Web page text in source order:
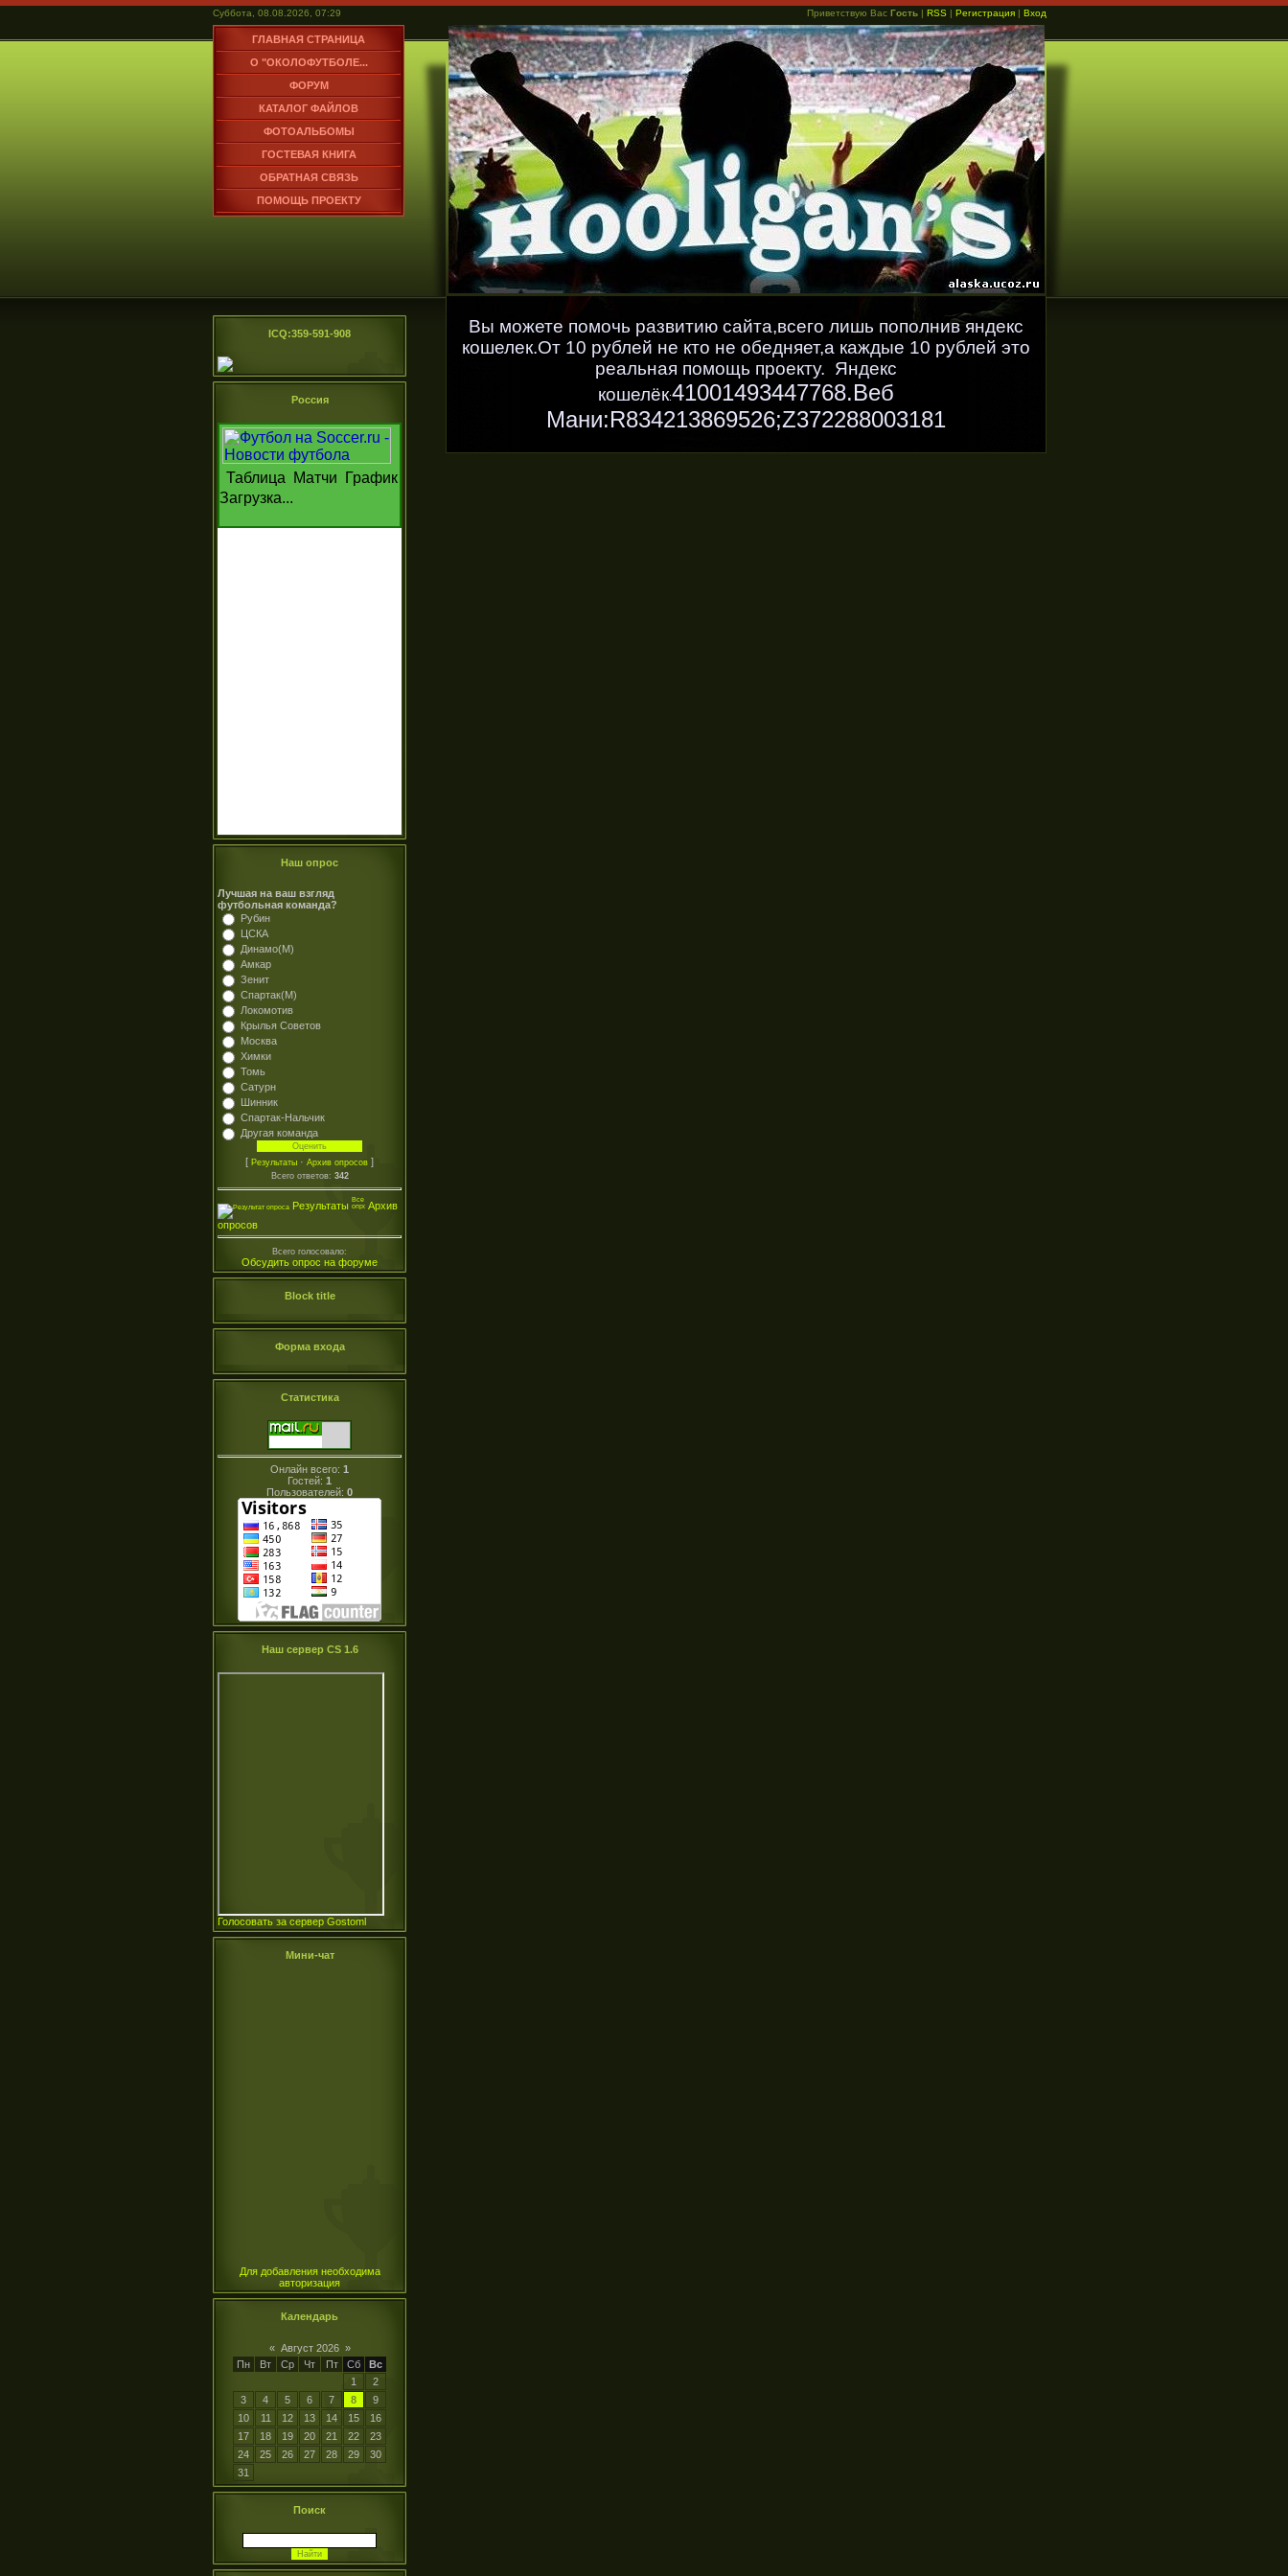
Суббота, 08.08.2026, 07:29 Приветствую Вас Гость | RSS | Регистрация | Вход
ГЛАВНАЯ СТРАНИЦА
О "ОКОЛОФУТБОЛЕ...
ФОРУМ
КАТАЛОГ ФАЙЛОВ
ФОТОАЛЬБОМЫ
ГОСТЕВАЯ КНИГА
ОБРАТНАЯ СВЯЗЬ
ПОМОЩЬ ПРОЕКТУ
...
ICQ:359-591-908
Россия
Наш опрос
Лучшая на ваш взгляд
футбольная команда?
Рубин
ЦСКА
Динамо(М)
Амкар
Зенит
Спартак(М)
Локомотив
Крылья Советов
Москва
Химки
Томь
Сатурн
Шинник
Спартак-Нальчик
Другая команда
[ Результаты · Архив опросов ]
Всего ответов: 342
Результаты
Архив
опросов
Всего голосовало:
Обсудить опрос на форуме
Block title
Форма входа
Статистика
Онлайн всего: 1
Гостей: 1
Пользователей: 0
Наш сервер CS 1.6
Голосовать за сервер Gostoml
Мини-чат
Для добавления необходима
авторизация
Календарь
« Август 2026 »
Пн
Вт Ср Чт Пт Сб
Вс
1
2
3
4 5 6 7 8
9
10
11 12 13 14 15
16
17
18 19 20 21 22
23
24
25 26 27 28 29
30
31
Поиск
Вы можете помочь развитию сайта,всего лишь пополнив яндекс
кошелек.От 10 рублей не кто не обедняет,а каждые 10 рублей это
реальная помощь проекту. Яндекс
кошелёк:41001493447768.Веб
Мани:R834213869526;Z372288003181